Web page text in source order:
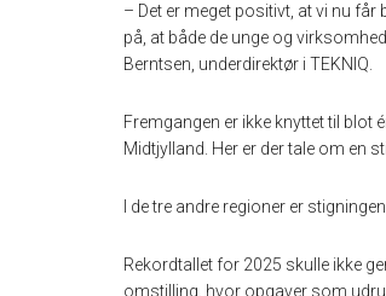
– Det er meget positivt, at vi nu får
på, at både de unge og
Berntsen, underdirektør i TEKNIQ.
Fremgangen er ikke knyttet til blot
Midtjylland. Her er der tale om en
I de tre andre regioner er
Rekordtallet for 2025 skulle ikke
omstilling, hvor opgaver som